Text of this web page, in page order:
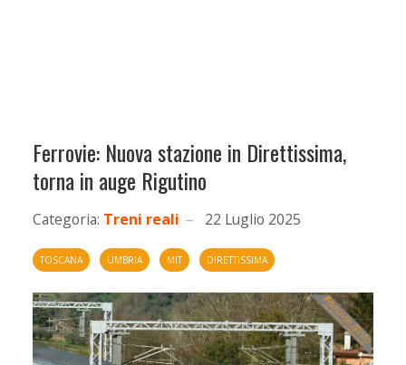
Ferrovie: Nuova stazione in Direttissima,
torna in auge Rigutino
Categoria: Treni reali 22 Luglio 2025
TOSCANA UMBRIA MIT DIRETTISSIMA